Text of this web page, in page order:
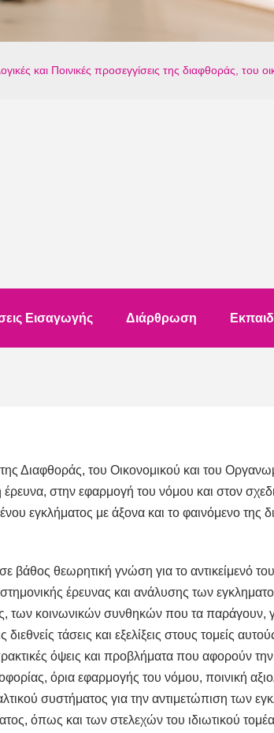
και Ποινικές προσεγγίσεις της διαφθοράς,
Εισαγωγής Διάρθρωση
Διαφθοράς, του Οικονομικού και του
στην εφαρμογή του νόμου και στον
εγκλήματος με άξονα και το φαινόμενο της
θεωρητική γνώση για το αντικείμενό
έρευνας και ανάλυσης των
των κοινωνικών συνθηκών που τα παράγουν,
τάσεις και εξελίξεις στους τομείς
όψεις και προβλήματα που αφορούν
όρια εφαρμογής του νόμου, ποινική
συστήματος για την αντιμετώπιση των
όπως και των στελεχών του ιδιωτικού